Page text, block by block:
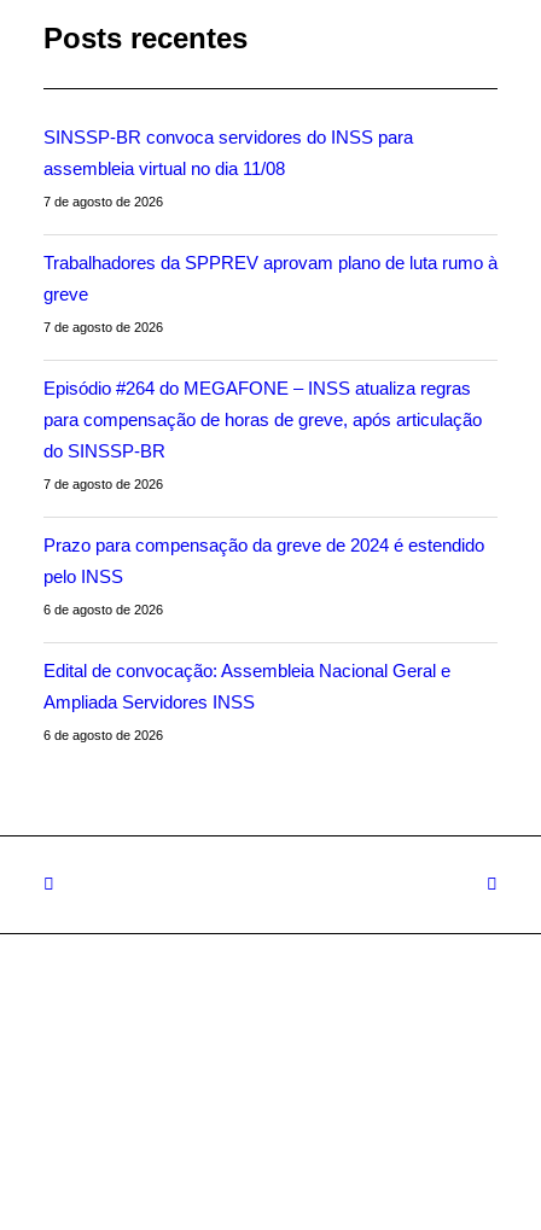
Posts recentes
SINSSP-BR convoca servidores do INSS para
assembleia virtual no dia 11/08
7 de agosto de 2026
Trabalhadores da SPPREV aprovam plano de luta rumo à
greve
7 de agosto de 2026
Episódio #264 do MEGAFONE – INSS atualiza regras
para compensação de horas de greve, após articulação
do SINSSP-BR
7 de agosto de 2026
Prazo para compensação da greve de 2024 é estendido
pelo INSS
6 de agosto de 2026
Edital de convocação: Assembleia Nacional Geral e
Ampliada Servidores INSS
6 de agosto de 2026